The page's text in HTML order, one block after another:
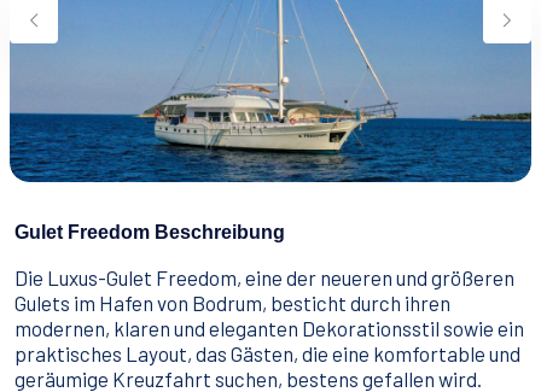
Essen & Trinken
Wie man bucht
Geschäftsbedingungen
Gulet Freedom Beschreibung
Die Luxus-Gulet Freedom, eine der neueren und größeren
Gulets im Hafen von Bodrum, besticht durch ihren
modernen, klaren und eleganten Dekorationsstil sowie ein
praktisches Layout, das Gästen, die eine komfortable und
geräumige Kreuzfahrt suchen, bestens gefallen wird.